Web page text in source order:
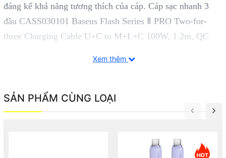
đáng kể khả năng tương thích của cáp. Cáp sạc nhanh 3
đầu CASS030101 Baseus Flash Series Ⅱ PRO Two-for-
three Charging Cable U+C to M+L+C 100W, 1.2m, QC
Xem thêm
SẢN PHẨM CÙNG LOẠI